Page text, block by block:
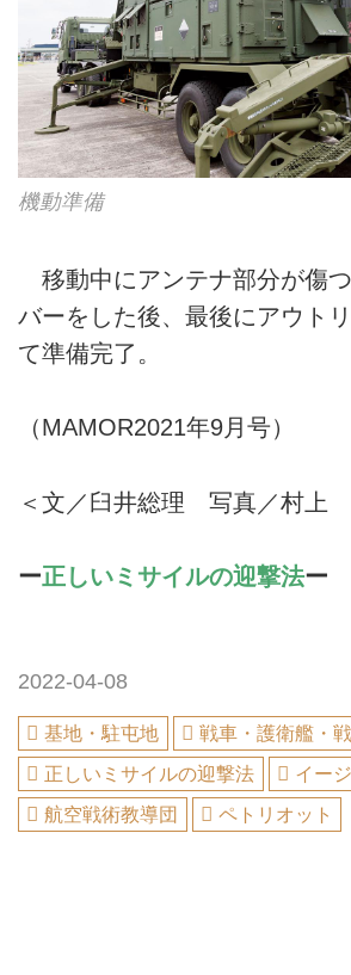
機動準備
移動中にアンテナ部分が傷
バーをした後、最後にアウト
て準備完了。
（MAMOR2021年9月号）
＜文／臼井総理 写真／村上
ー正しいミサイルの迎撃法ー
2022-04-08
基地・駐屯地
戦車・護衛艦・
正しいミサイルの迎撃法
イー
航空戦術教導団
ペトリオット